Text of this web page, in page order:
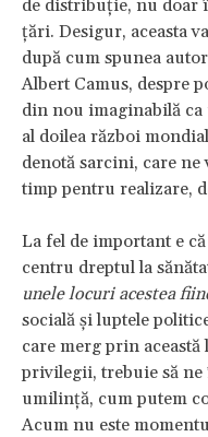
de distribuție, nu
țări. Desigur, aceasta
după cum spunea
Albert Camus, despre
din nou imaginabilă
al doilea război
denotă sarcini, care
timp pentru realizare,
La fel de important e
centru dreptul la
unele locuri acestea
socială și luptele
care merg prin
privilegii, trebuie să
umilință, cum putem
Acum nu este